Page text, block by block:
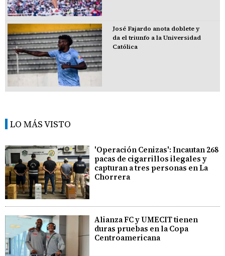
José Fajardo anota doblete y
da el triunfo a la Universidad
Católica
LO MÁS VISTO
'Operación Cenizas': Incautan 268
pacas de cigarrillos ilegales y
capturan a tres personas en La
Chorrera
Alianza FC y UMECIT tienen
duras pruebas en la Copa
Centroamericana